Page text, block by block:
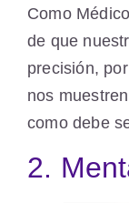
Como
de que
precisión,
nos
como debe
2.